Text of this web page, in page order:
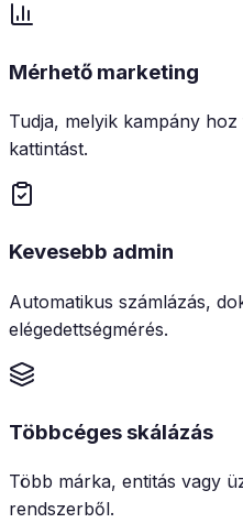
Mérhető marketing
Tudja, melyik kampány
kattintást.
Kevesebb admin
Automatikus számlázás,
elégedettségmérés.
Többcéges skálázás
Több márka, entitás vagy
rendszerből.